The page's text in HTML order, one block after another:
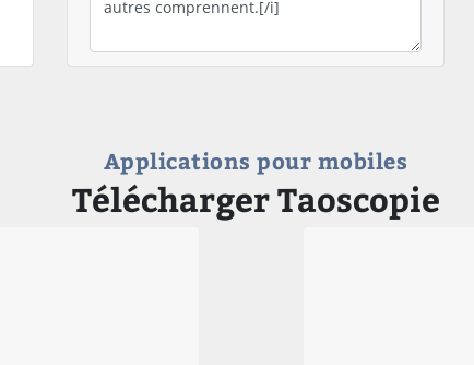
Applications pour mobiles
Télécharger Taoscopie